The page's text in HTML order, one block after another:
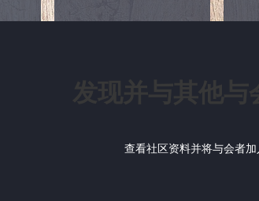
查看社区资料并将与会者